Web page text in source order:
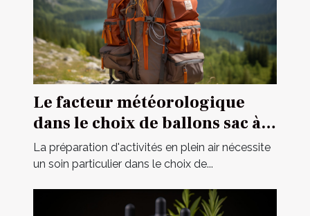
Le facteur météorologique
dans le choix de ballons sac à
dos pour des opérations
extérieures
La préparation d'activités en plein air nécessite
un soin particulier dans le choix de...